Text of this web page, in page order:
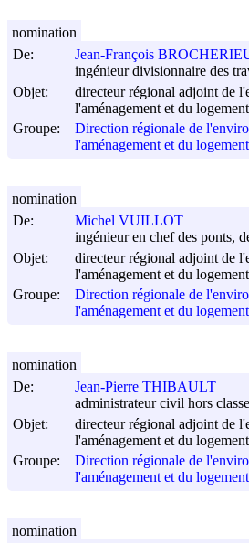
De:
Jean-François
ingénieur divisionnaire des
Objet:
directeur régional adjoint de
l'aménagement et du
Groupe:
Direction régionale de
l'aménagement et du
nomination
De:
Michel VUILLOT
ingénieur en chef des ponts,
Objet:
directeur régional adjoint de
l'aménagement et du
Groupe:
Direction régionale de
l'aménagement et du
nomination
De:
Jean-Pierre THIBAULT
administrateur civil hors classe
Objet:
directeur régional adjoint de
l'aménagement et du
Groupe:
Direction régionale de
l'aménagement et du
nomination
nomination